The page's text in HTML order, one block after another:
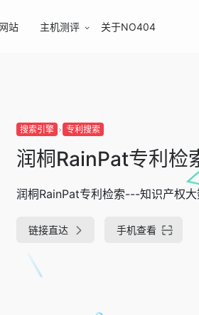
站 主机测评 关于NO404
搜索引擎 专利搜索
润桐RainPat专利检
润桐RainPat专利检索---知识产权
链接直达 手机查看